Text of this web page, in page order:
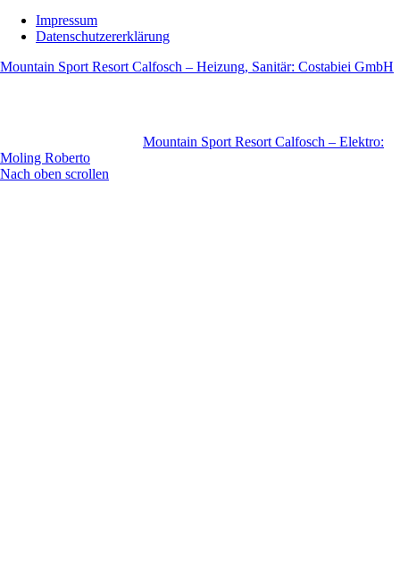
Impressum
Datenschutzererklärung
Mountain Sport Resort Calfosch – Heizung, Sanitär: Costabiei GmbH
Mountain Sport Resort Calfosch – Elektro:
Moling Roberto
Nach oben scrollen